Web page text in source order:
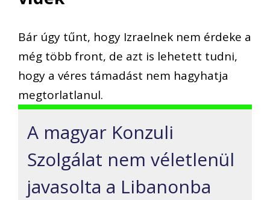
Bár úgy tűnt, hogy Izraelnek nem érdeke a
még több front, de azt is lehetett tudni,
hogy a véres támadást nem hagyhatja
megtorlatlanul.
A magyar Konzuli
Szolgálat nem véletlenül
javasolta a Libanonba